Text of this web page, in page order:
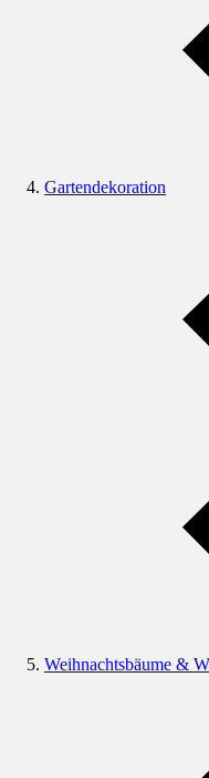
Gartendekoration
Weihnachtsbäume &